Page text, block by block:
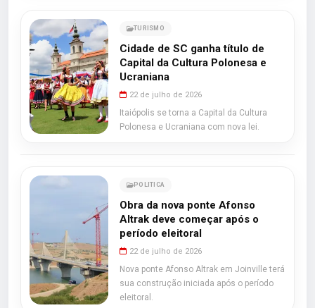
TURISMO
Cidade de SC ganha título de
Capital da Cultura Polonesa e
Ucraniana
22 de julho de 2026
Itaiópolis se torna a Capital da Cultura
Polonesa e Ucraniana com nova lei.
POLITICA
Obra da nova ponte Afonso
Altrak deve começar após o
período eleitoral
22 de julho de 2026
Nova ponte Afonso Altrak em Joinville terá
sua construção iniciada após o período
eleitoral.